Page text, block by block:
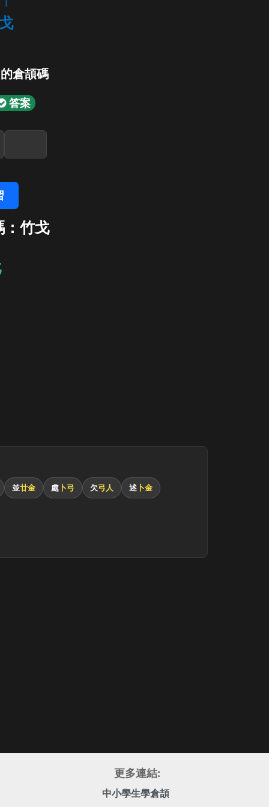
倉頡碼
答案
：竹戈
並廿金 處 卜弓 欠弓人 述 卜金
更多連結:
中小學生學倉頡